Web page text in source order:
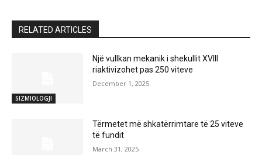
RELATED ARTICLES
SIZMIOLOGJI
Një vullkan mekanik i shekullit XVIII
riaktivizohet pas 250 viteve
December 1, 2025
Tërmetet më shkatërrimtare të 25 viteve
të fundit
March 31, 2025